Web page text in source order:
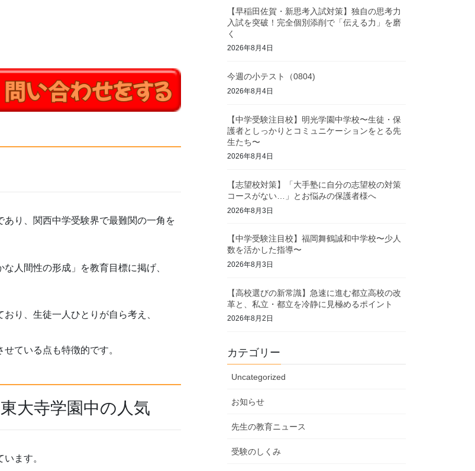
り、関西中学受験界で最難関の一角を
人間性の形成」を教育目標に掲げ、
り、生徒一人ひとりが自ら考え、
ている点も特徴的です。
大寺学園中の人気
ます。
【早稲田佐賀・新思考入試対策】独自の思考力
入試を突破！完全個別添削で「伝える力」を磨
く
2026年8月4日
今週の小テスト（0804)
2026年8月4日
【中学受験注目校】明光学園中学校〜生徒・保
護者としっかりとコミュニケーションをとる先
生たち〜
2026年8月4日
【志望校対策】「大手塾に自分の志望校の対策
コースがない…」とお悩みの保護者様へ
2026年8月3日
【中学受験注目校】福岡舞鶴誠和中学校〜少人
数を活かした指導〜
2026年8月3日
【高校選びの新常識】急速に進む都立高校の改
革と、私立・都立を冷静に見極めるポイント
2026年8月2日
カテゴリー
Uncategorized
お知らせ
先生の教育ニュース
受験のしくみ